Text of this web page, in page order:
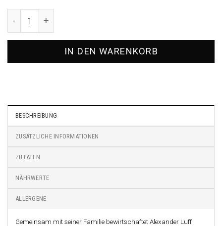
IN DEN WARENKORB
BESCHREIBUNG
ZUSÄTZLICHE INFORMATIONEN
ZUTATEN
NÄHRWERTE
ALLERGENE
Gemeinsam mit seiner Familie bewirtschaftet Alexander Luff